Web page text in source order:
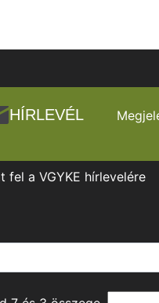
HÍRLEVÉL
fel a VGYKE hírlevelére